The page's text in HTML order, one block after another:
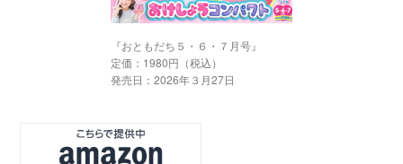
『おともだち５・６・７月号』
定価：1980円（税込）
発売日：2026年３月27日